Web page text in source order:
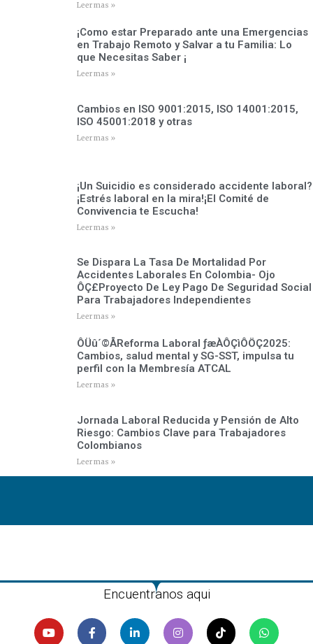
Leer mas »
¡Como estar Preparado ante una Emergencias
en Trabajo Remoto y Salvar a tu Familia: Lo
que Necesitas Saber ¡
Leer mas »
Cambios en ISO 9001:2015, ISO 14001:2015,
ISO 45001:2018 y otras
Leer mas »
¡Un Suicidio es considerado accidente laboral?
¡Estrés laboral en la mira!¡El Comité de
Convivencia te Escucha!
Leer mas »
Se Dispara La Tasa De Mortalidad Por
Accidentes Laborales En Colombia- Ojo
ÔÇ£Proyecto De Ley Pago De Seguridad Social
Para Trabajadores Independientes
Leer mas »
ÔÜû´©ÅReforma Laboral ­ƒæÀÔÇìÔÖÇ2025:
Cambios, salud mental y SG-SST, impulsa tu
perfil con la Membresía ATCAL
Leer mas »
Jornada Laboral Reducida y Pensión de Alto
Riesgo: Cambios Clave para Trabajadores
Colombianos
Leer mas »
Encuentranos aqui